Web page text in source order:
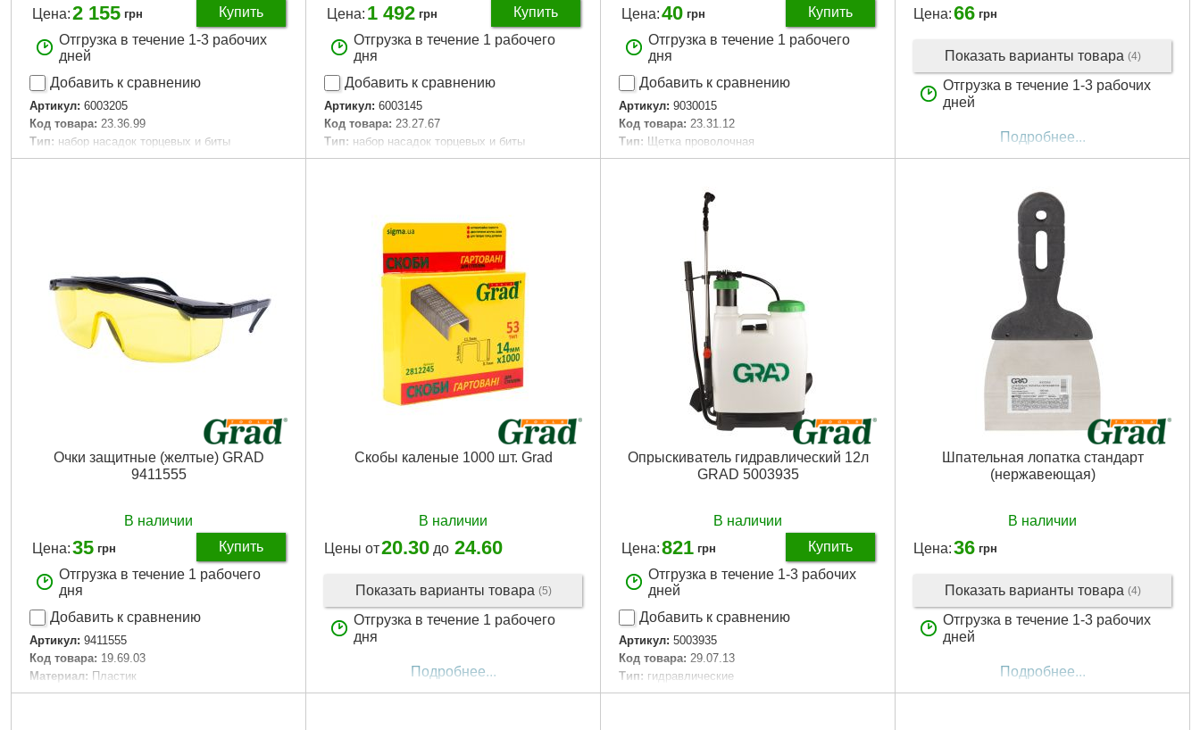
Цена:2 155 грн
Купить
Отгрузка в течение 1-3 рабочих
дней
Добавить к сравнению
Артикул: 6003205
Код товара: 23.36.99
Tип: набор насадок торцевых и биты
Квадрат, " (дюйм): 1/4, 1/2
Цена: 1 492 грн
Купить
Отгрузка в течение 1 рабочего
дня
Добавить к сравнению
Артикул: 6003145
Код товара: 23.27.67
Tип: набор насадок торцевых и биты
Квадрат, " (дюйм): 1/4, 1/2
Длина в упаковке (см):
26
Высота в упаковке (см): 7
Габариты упаковки:
370x270x70 мм
Вес брутто:
4,000 г
Подробнее...
Цена:40 грн
Купить
Отгрузка в течение 1 рабочего
дня
Добавить к сравнению
Артикул: 9030015
Код товара: 23.31.12
Tип: Щетка проволочная
Дли на, мм: 250
Материал проволоки:
Ширина без упаковки (см):
Длина без упаковки (см):
Высота без упаковки (см):
Габариты упаковки:
Вес брутто: 100 г
Подробнее...
Цена:66 грн
Показать варианты товара (4)
Отгрузка в течение 1-3 рабочих
дней
Подробнее...
Очки защитные (желтые) GRAD
9411555
В наличии
Цена:35 грн
Купить
Отгрузка в течение 1 рабочего
дня
Добавить к сравнению
Артикул: 9411555
Код товара: 19.69.03
Материал: Пластик
Цвет линз: Желтый
Скобы каленые 1000 шт. Grad
В наличии
Цены от20.30 до 24.60
Показать варианты товара (5)
Отгрузка в течение 1 рабочего
дня
Подробнее...
Опрыскиватель гидравлический 12л
GRAD 5003935
В наличии
Цена:821 грн
Купить
Отгрузка в течение 1-3 рабочих
дней
Добавить к сравнению
Артикул: 5003935
Код товара: 29.07.13
Tип: гидравлические
Гарантия, мес: 12
Шпательная лопатка стандарт
(нержавеющая)
В наличии
Цена:36 грн
Показать варианты товара (4)
Отгрузка в течение 1-3 рабочих
дней
Подробнее...